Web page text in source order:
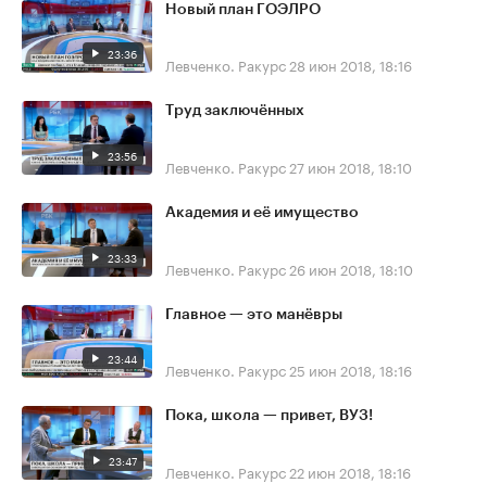
23:36
Новый план ГОЭЛРО
Левченко. Ракурс 28 июн 2018, 18:16
23:56
Труд заключённых
Левченко. Ракурс 27 июн 2018, 18:10
23:33
Академия и её имущество
Левченко. Ракурс 26 июн 2018, 18:10
23:44
Главное — это манёвры
Левченко. Ракурс 25 июн 2018, 18:16
23:47
Пока, школа — привет, ВУЗ!
Левченко. Ракурс 22 июн 2018, 18:16